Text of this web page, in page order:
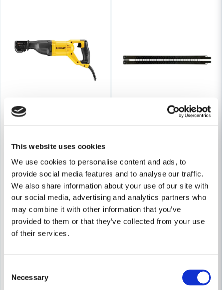
This website uses cookies
We use cookies to personalise content and ads, to
provide social media features and to analyse our traffic.
We also share information about your use of our site with
our social media, advertising and analytics partners who
may combine it with other information that you’ve
provided to them or that they’ve collected from your use
of their services.
Selection
Necessary